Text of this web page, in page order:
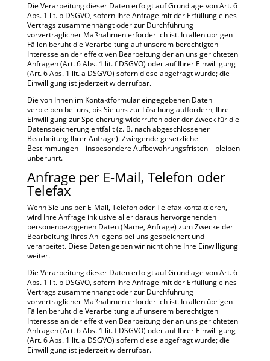
Die Verarbeitung dieser Daten erfolgt auf Grundlage von Art. 6
Abs. 1 lit. b DSGVO, sofern Ihre Anfrage mit der Erfüllung eines
Vertrags zusammenhängt oder zur Durchführung
vorvertraglicher Maßnahmen erforderlich ist. In allen übrigen
Fällen beruht die Verarbeitung auf unserem berechtigten
Interesse an der effektiven Bearbeitung der an uns gerichteten
Anfragen (Art. 6 Abs. 1 lit. f DSGVO) oder auf Ihrer Einwilligung
(Art. 6 Abs. 1 lit. a DSGVO) sofern diese abgefragt wurde; die
Einwilligung ist jederzeit widerrufbar.
Die von Ihnen im Kontaktformular eingegebenen Daten
verbleiben bei uns, bis Sie uns zur Löschung auffordern, Ihre
Einwilligung zur Speicherung widerrufen oder der Zweck für die
Datenspeicherung entfällt (z. B. nach abgeschlossener
Bearbeitung Ihrer Anfrage). Zwingende gesetzliche
Bestimmungen – insbesondere Aufbewahrungsfristen – bleiben
unberührt.
Anfrage per E-Mail, Telefon oder
Telefax
Wenn Sie uns per E-Mail, Telefon oder Telefax kontaktieren,
wird Ihre Anfrage inklusive aller daraus hervorgehenden
personenbezogenen Daten (Name, Anfrage) zum Zwecke der
Bearbeitung Ihres Anliegens bei uns gespeichert und
verarbeitet. Diese Daten geben wir nicht ohne Ihre Einwilligung
weiter.
Die Verarbeitung dieser Daten erfolgt auf Grundlage von Art. 6
Abs. 1 lit. b DSGVO, sofern Ihre Anfrage mit der Erfüllung eines
Vertrags zusammenhängt oder zur Durchführung
vorvertraglicher Maßnahmen erforderlich ist. In allen übrigen
Fällen beruht die Verarbeitung auf unserem berechtigten
Interesse an der effektiven Bearbeitung der an uns gerichteten
Anfragen (Art. 6 Abs. 1 lit. f DSGVO) oder auf Ihrer Einwilligung
(Art. 6 Abs. 1 lit. a DSGVO) sofern diese abgefragt wurde; die
Einwilligung ist jederzeit widerrufbar.